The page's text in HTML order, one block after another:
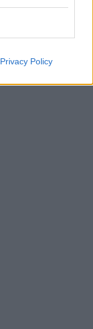
Privacy Policy